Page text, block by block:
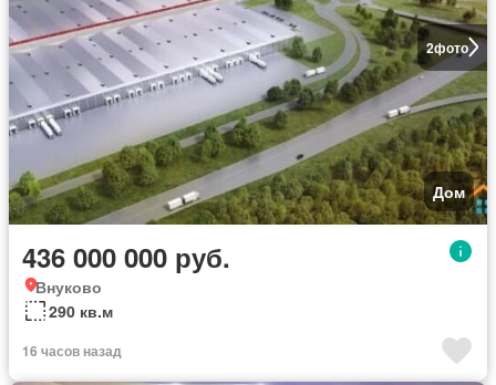
2фото
Дом
436 000 000 руб.
Внуково
290 кв.м
16 часов назад